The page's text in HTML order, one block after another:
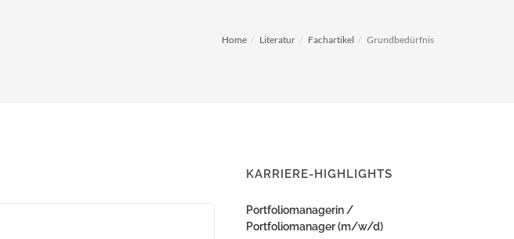
Home Literatur Fachartikel Grundbedürfnis
KARRIERE-HIGHLIGHTS
Portfoliomanagerin /
Portfoliomanager (m/w/d)